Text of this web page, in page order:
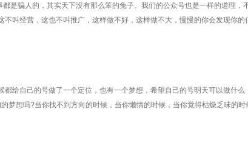
是骗人的，其实天下没有那么笨的兔子。我们的公众号也是一样的道理，
叫经营，这也不叫推广，这样做不好，这样做不大，慢慢的你会发现你的
自己的号做了一个定位，也有一个梦想，希望自己的号明天可以做什么
梦想吗?当你找不到方向的时候，当你懒惰的时候，当你觉得枯燥乏味的时